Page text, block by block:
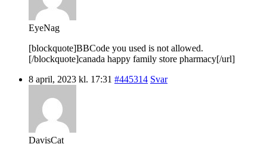
EyeNag
[blockquote]BBCode you used is not allowed.
[/blockquote]canada happy family store pharmacy[/url]
8 april, 2023 kl. 17:31 #445314 Svar
DavisCat